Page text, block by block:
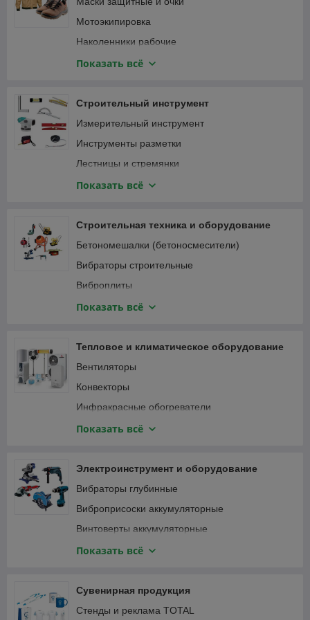
Мотоэкипировка
Наколенники рабочие
Наушники
Привязь страховочная
Спецодежда
Показать всё
Строительный инструмент
Измерительный инструмент
Инструменты разметки
Лестницы и стремянки
Зажимы
Монтажный инструмент
Мусоропровод
Наборы ручного инструмента
Паяльники, оловоотсосы
Пневматический инструмент
Столярно-слесарный инструмент
Показать всё
Строительная техника и оборудование
Бетономешалки (бетоносмесители)
Вибраторы строительные
Виброплиты
Виброрейки
Генераторы и электростанции
Затирочные машины
Компрессоры
Мотобуры и мотодрели
Мотопомпы
Пылесосы строительные
Сварочные аппараты
Станки
Трубогибы, арматурогибы
Швонарезчики
Показать всё
Тепловое и климатическое оборудование
Вентиляторы
Конвекторы
Инфракрасные обогреватели
Кондиционеры
Тепловые пушки
Терморегуляторы (термостаты)
Масляные радиаторы
Показать всё
Электроинструмент и оборудование
Вибраторы глубинные
Виброприсоски аккумуляторные
Винтоверты аккумуляторные
Гаечные ключи и трещотки аккумуляторные
Гвоздезабивные пистолеты, степлеры
Дрели
Показать всё
Сувенирная продукция
Стенды и реклама TOTAL